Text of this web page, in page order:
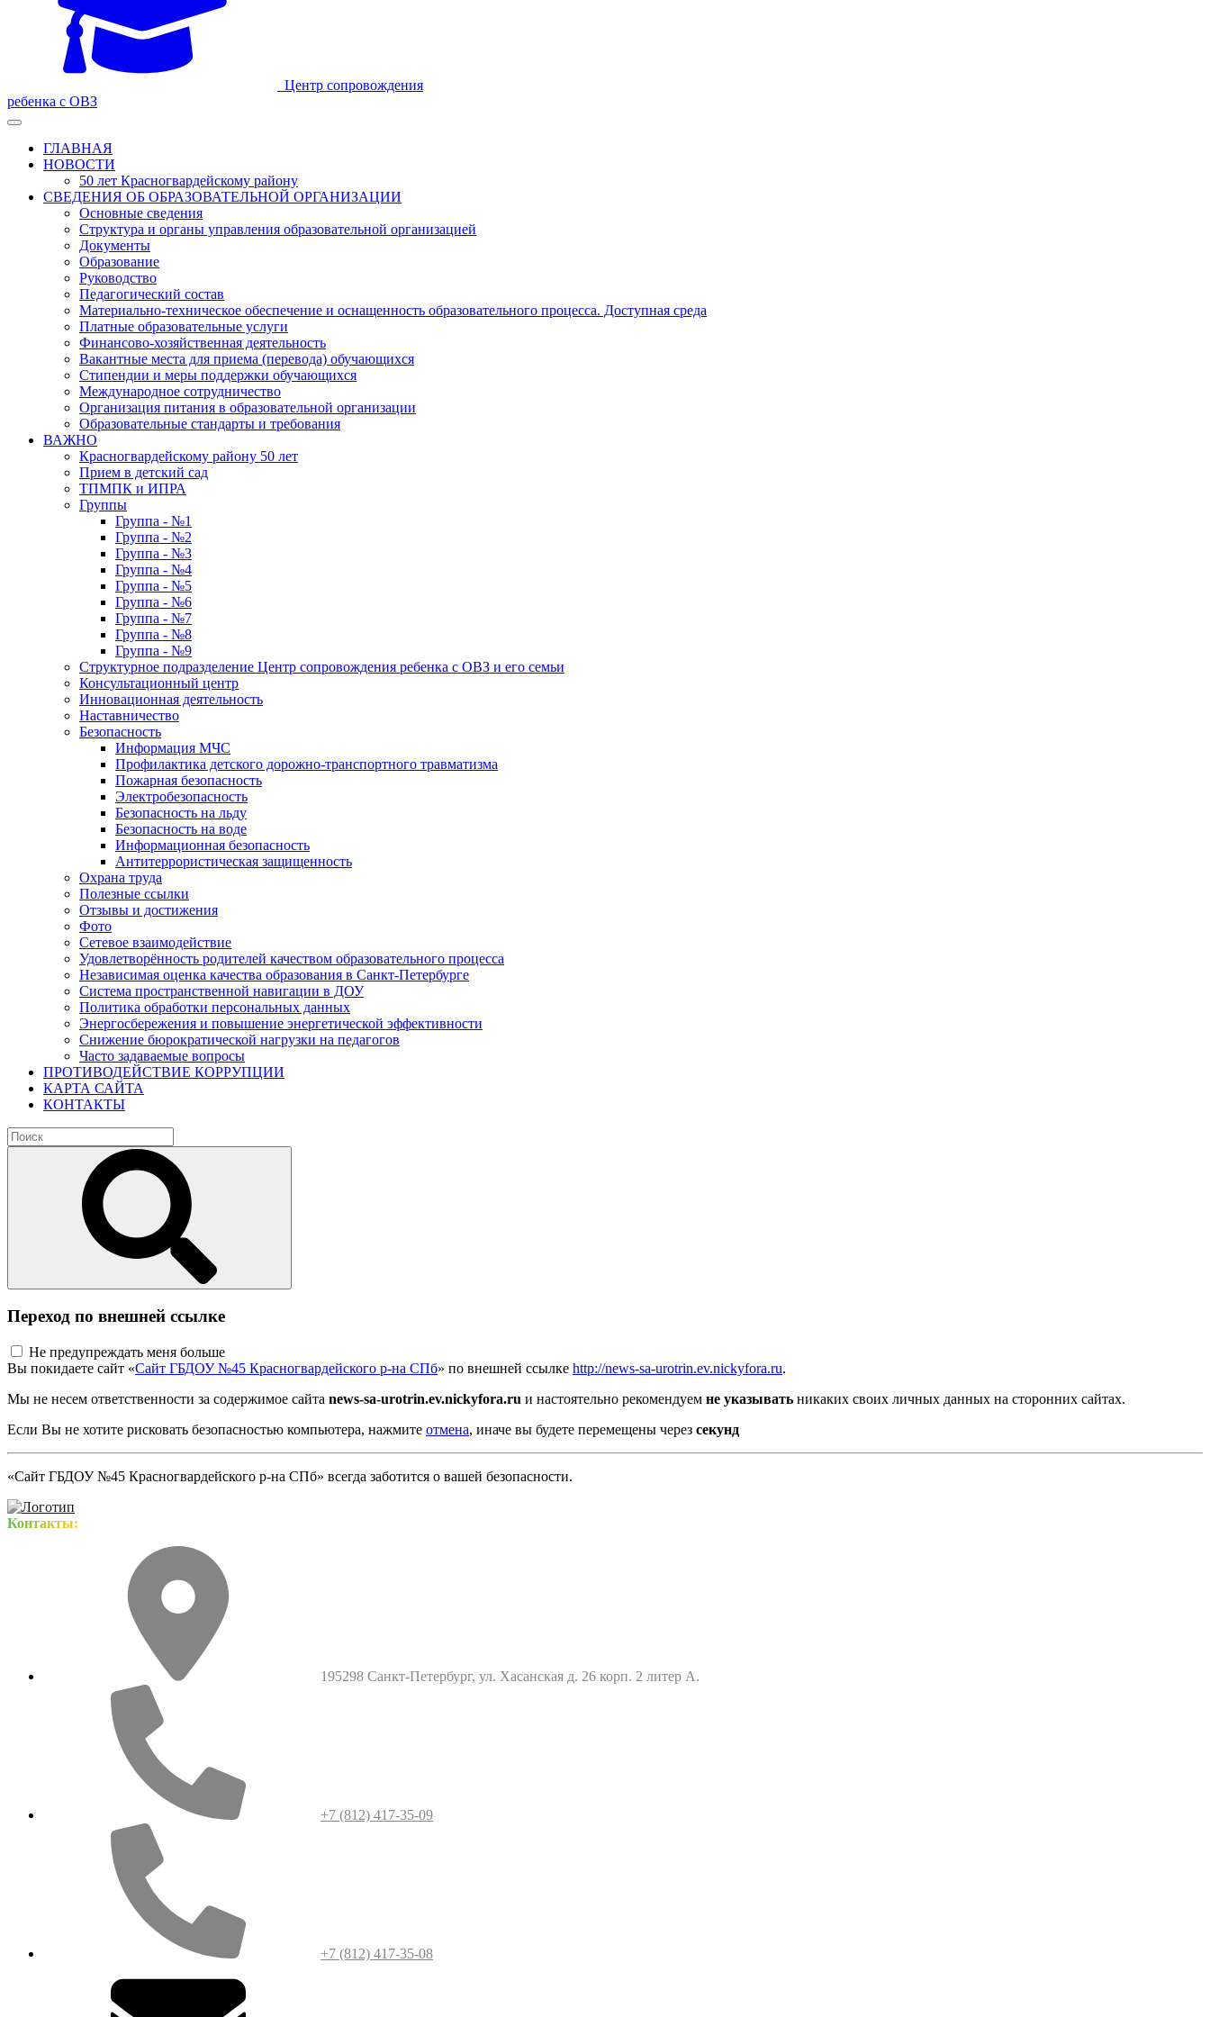
Центр сопровождения
ребенка с ОВЗ
ГЛАВНАЯ
НОВОСТИ
50 лет Красногвардейскому району
СВЕДЕНИЯ ОБ ОБРАЗОВАТЕЛЬНОЙ ОРГАНИЗАЦИИ
Основные сведения
Структура и органы управления образовательной организацией
Документы
Образование
Руководство
Педагогический состав
Материально-техническое обеспечение и оснащенность образовательного процесса. Доступная среда
Платные образовательные услуги
Финансово-хозяйственная деятельность
Вакантные места для приема (перевода) обучающихся
Стипендии и меры поддержки обучающихся
Международное сотрудничество
Организация питания в образовательной организации
Образовательные стандарты и требования
ВАЖНО
Красногвардейскому району 50 лет
Прием в детский сад
ТПМПК и ИПРА
Группы
Группа - №1
Группа - №2
Группа - №3
Группа - №4
Группа - №5
Группа - №6
Группа - №7
Группа - №8
Группа - №9
Структурное подразделение Центр сопровождения ребенка с ОВЗ и его семьи
Консультационный центр
Инновационная деятельность
Наставничество
Безопасность
Информация МЧС
Профилактика детского дорожно-транспортного травматизма
Пожарная безопасность
Электробезопасность
Безопасность на льду
Безопасность на воде
Информационная безопасность
Антитеррористическая защищенность
Охрана труда
Полезные ссылки
Отзывы и достижения
Фото
Сетевое взаимодействие
Удовлетворённость родителей качеством образовательного процесса
Независимая оценка качества образования в Санкт-Петербурге
Система пространственной навигации в ДОУ
Политика обработки персональных данных
Энергосбережения и повышение энергетической эффективности
Снижение бюрократической нагрузки на педагогов
Часто задаваемые вопросы
ПРОТИВОДЕЙСТВИЕ КОРРУПЦИИ
КАРТА САЙТА
КОНТАКТЫ
Переход по внешней ссылке
Не предупреждать меня больше
Вы покидаете сайт «Сайт ГБДОУ №45 Красногвардейского р-на СПб» по внешней ссылке http://news-sa-urotrin.ev.nickyfora.ru.
Мы не несем ответственности за содержимое сайта news-sa-urotrin.ev.nickyfora.ru и настоятельно рекомендуем не указывать никаких своих личных данных на сторонних сайтах.
Если Вы не хотите рисковать безопасностью компьютера, нажмите отмена, иначе вы будете перемещены через секунд
«Сайт ГБДОУ №45 Красногвардейского р-на СПб» всегда заботится о вашей безопасности.
Контакты:
195298 Санкт-Петербург, ул. Хасанская д. 26 корп. 2 литер А.
+7 (812) 417-35-09
+7 (812) 417-35-08